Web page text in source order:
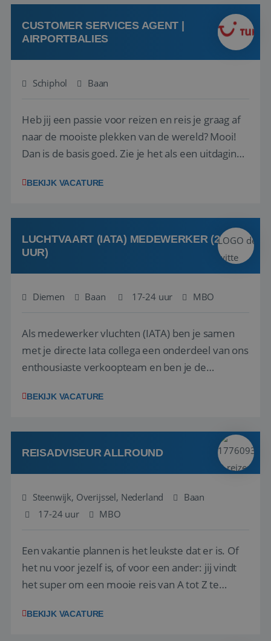
hebt in de reisbranche of j...
CUSTOMER SERVICES AGENT |
AIRPORTBALIES
Schiphol Baan
Heb jij een passie voor reizen en reis je graag af
naar de mooiste plekken van de wereld? Mooi!
Dan is de basis goed. Zie je het als een uitdaging
het samenstellen en boeken van de perfecte
deze onderdelen zijn nu samen gevoegd...
BEKIJK VACATURE
LUCHTVAART (IATA) MEDEWERKER (24-32
UUR)
Diemen Baan 17-24 uur MBO
Als medewerker vluchten (IATA) ben je samen
met je directe Iata collega een onderdeel van ons
enthousiaste verkoopteam en ben je de
en tarieven waar je collega’s niet uitkomen.
kwaliteitsbewaking van alles wat met IATA te m...
BEKIJK VACATURE
REISADVISEUR ALLROUND
Steenwijk, Overijssel, Nederland
Baan
17-24 uur
MBO
Een vakantie plannen is het leukste dat er is. Of
het nu voor jezelf is, of voor een ander: jij vindt
het super om een mooie reis van A tot Z te
vakantiegangers de meest prachtige plekjes op
BEKIJK VACATURE